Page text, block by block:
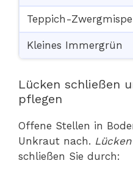
Teppich-
Kleines Immergrün
Lücken schließen
pflegen
Offene Stellen in
Unkraut nach.
schließen Sie durch: